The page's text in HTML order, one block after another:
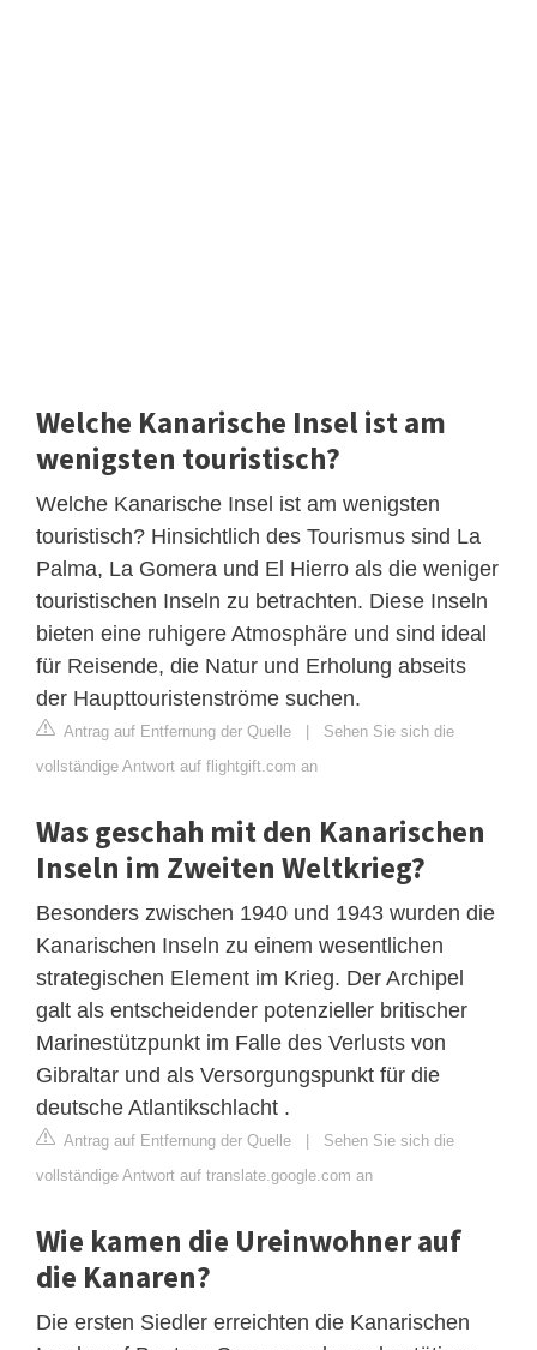
Welche Kanarische Insel ist am
wenigsten touristisch?
Welche Kanarische Insel ist am wenigsten
touristisch? Hinsichtlich des Tourismus sind La
Palma, La Gomera und El Hierro als die weniger
touristischen Inseln zu betrachten. Diese Inseln
bieten eine ruhigere Atmosphäre und sind ideal
für Reisende, die Natur und Erholung abseits
der Haupttouristenströme suchen.
Antrag auf Entfernung der Quelle | Sehen Sie sich die
vollständige Antwort auf flightgift.com an
Was geschah mit den Kanarischen
Inseln im Zweiten Weltkrieg?
Besonders zwischen 1940 und 1943 wurden die
Kanarischen Inseln zu einem wesentlichen
strategischen Element im Krieg. Der Archipel
galt als entscheidender potenzieller britischer
Marinestützpunkt im Falle des Verlusts von
Gibraltar und als Versorgungspunkt für die
deutsche Atlantikschlacht .
Antrag auf Entfernung der Quelle | Sehen Sie sich die
vollständige Antwort auf translate.google.com an
Wie kamen die Ureinwohner auf
die Kanaren?
Die ersten Siedler erreichten die Kanarischen